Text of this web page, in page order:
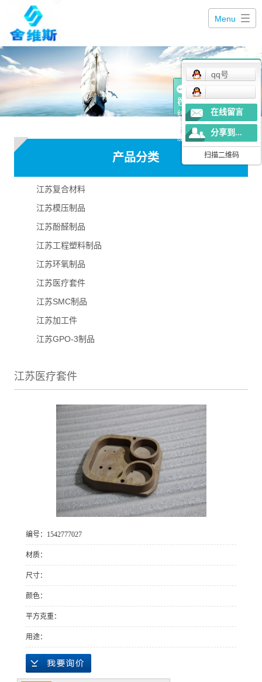
Menu
产品分类
江苏复合材料
江苏模压制品
江苏酚醛制品
江苏工程塑料制品
江苏环氧制品
江苏医疗套件
江苏SMC制品
江苏加工件
江苏GPO-3制品
江苏医疗套件
编号：1542777027
材质：
尺寸：
颜色：
平方克重：
用途：
在
线
客
服
qq号
在线留言
分享到...
扫描二维码